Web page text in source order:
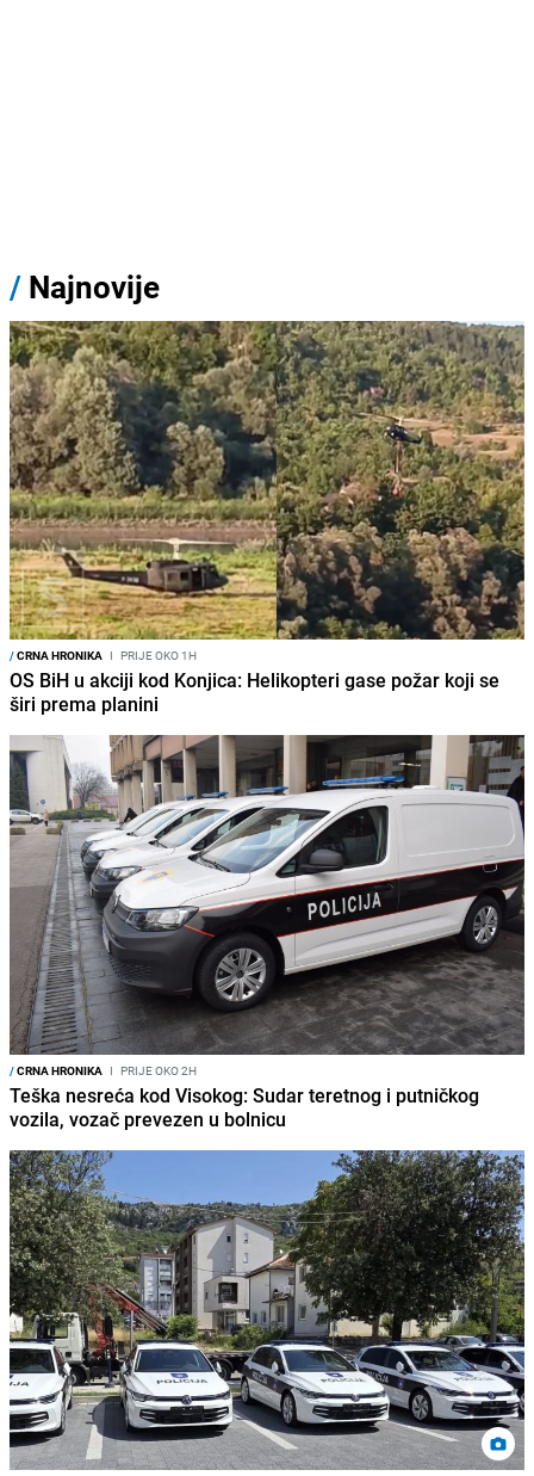
/ Najnovije
/CRNA HRONIKA I PRIJE OKO 1H
OS BiH u akciji kod Konjica: Helikopteri gase požar koji se
širi prema planini
/CRNA HRONIKA I PRIJE OKO 2H
Teška nesreća kod Visokog: Sudar teretnog i putničkog
vozila, vozač prevezen u bolnicu